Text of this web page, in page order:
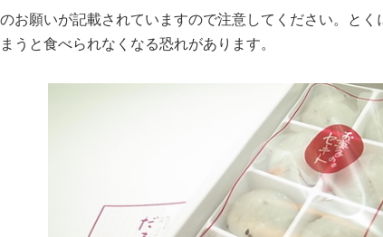
お願いが記載されていますので注意してください。と
うと食べられなくなる恐れがあります。